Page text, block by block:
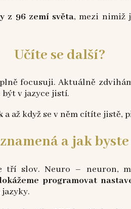
z 96 zemí světa, mezi nimiž
Učíte se další?
focusuji. Aktuálně
v jazyce jistí.
a až když se v něm cítíte jistě,
a jak
tří slov. Neuro – neuron,
programovat